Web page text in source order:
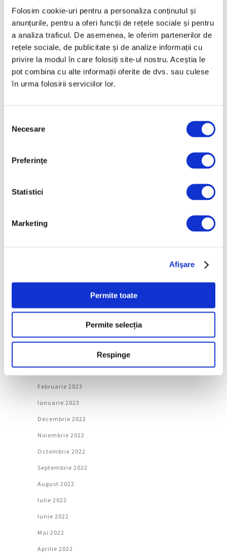
Folosim cookie-uri pentru a personaliza conținutul și
anunțurile, pentru a oferi funcții de rețele sociale și pentru
a analiza traficul. De asemenea, le oferim partenerilor de
rețele sociale, de publicitate și de analize informații cu
privire la modul în care folosiți site-ul nostru. Aceștia le
pot combina cu alte informații oferite de dvs. sau culese
în urma folosirii serviciilor lor.
consimțământului
Necesare
Preferinţe
Statistici
Marketing
Afişare
Permite toate
Permite selecția
Respinge
Ianuarie 2025
Decembrie 2024
Noiembrie 2024
Octombrie 2024
Iunie 2024
Aprilie 2024
Februarie 2024
Decembrie 2023
Mai 2023
Martie 2023
Februarie 2023
Ianuarie 2023
Decembrie 2022
Noiembrie 2022
Octombrie 2022
Septembrie 2022
August 2022
Iulie 2022
Iunie 2022
Mai 2022
Aprilie 2022